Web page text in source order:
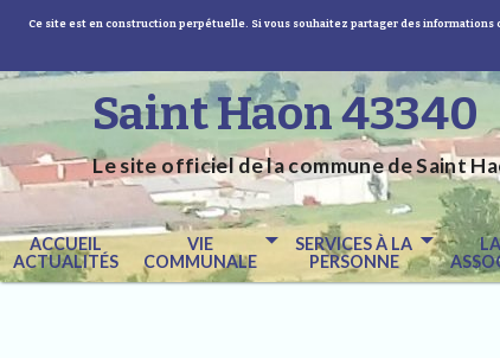
Ce site est en construction perpétuelle. Si vous souhaitez partager des
Saint Haon 43340
Le site officiel de la commune de Saint
ACCUEIL
ACTUALITÉS
VIE
COMMUNALE
SERVICES À LA
PERSONNE